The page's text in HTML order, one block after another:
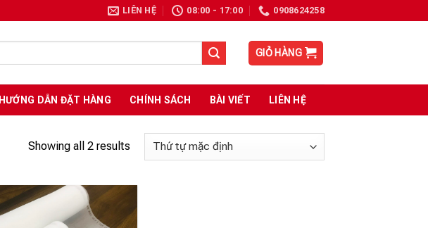
LIÊN HỆ 08:00 - 17:00 0908624258
GIỎ HÀNG
HƯỚNG DẪN ĐẶT HÀNG CHÍNH SÁCH BÀI VIẾT LIÊN HỆ
Showing all 2 results